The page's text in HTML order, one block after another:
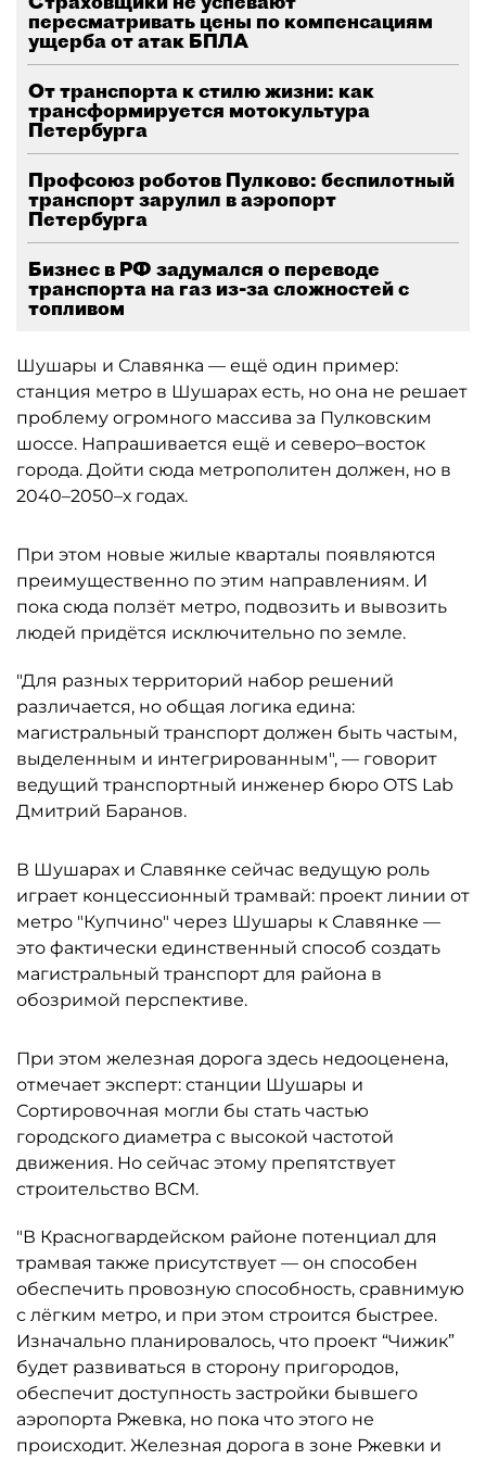
пересматривать цены по компенсациям
ущерба от атак БПЛА
От транспорта к стилю жизни: как
трансформируется мотокультура
Петербурга
Профсоюз роботов Пулково: беспилотный
транспорт зарулил в аэропорт
Петербурга
Бизнес в РФ задумался о переводе
транспорта на газ из-за сложностей с
топливом
Шушары и Славянка — ещё один пример:
станция метро в Шушарах есть, но она не решает
проблему огромного массива за Пулковским
шоссе. Напрашивается ещё и северо–восток
города. Дойти сюда метрополитен должен, но в
2040–2050–х годах.
При этом новые жилые кварталы появляются
преимущественно по этим направлениям. И
пока сюда ползёт метро, подвозить и вывозить
людей придётся исключительно по земле.
"Для разных территорий набор решений
различается, но общая логика едина:
магистральный транспорт должен быть частым,
выделенным и интегрированным", — говорит
ведущий транспортный инженер бюро OTS Lab
Дмитрий Баранов.
В Шушарах и Славянке сейчас ведущую роль
играет концессионный трамвай: проект линии от
метро "Купчино" через Шушары к Славянке —
это фактически единственный способ создать
магистральный транспорт для района в
обозримой перспективе.
При этом железная дорога здесь недооценена,
отмечает эксперт: станции Шушары и
Сортировочная могли бы стать частью
городского диаметра с высокой частотой
движения. Но сейчас этому препятствует
строительство ВСМ.
"В Красногвардейском районе потенциал для
трамвая также присутствует — он способен
обеспечить провозную способность, сравнимую
с лёгким метро, и при этом строится быстрее.
Изначально планировалось, что проект “Чижик”
будет развиваться в сторону пригородов,
обеспечит доступность застройки бывшего
аэропорта Ржевка, но пока что этого не
происходит. Железная дорога в зоне Ржевки и